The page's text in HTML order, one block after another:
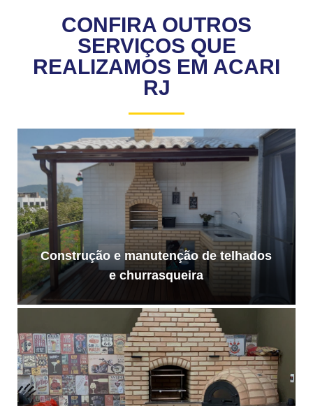
CONFIRA OUTROS
SERVIÇOS QUE
REALIZAMOS EM ACARI
RJ
Construção e manutenção de telhados
e churrasqueira